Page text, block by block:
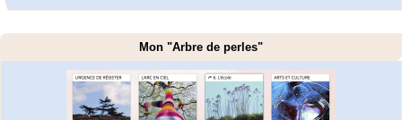
Mon "Arbre de perles"